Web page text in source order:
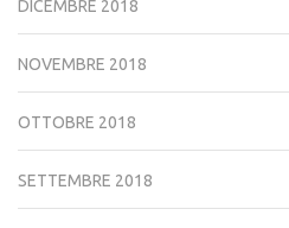
DICEMBRE 2018
NOVEMBRE 2018
OTTOBRE 2018
SETTEMBRE 2018